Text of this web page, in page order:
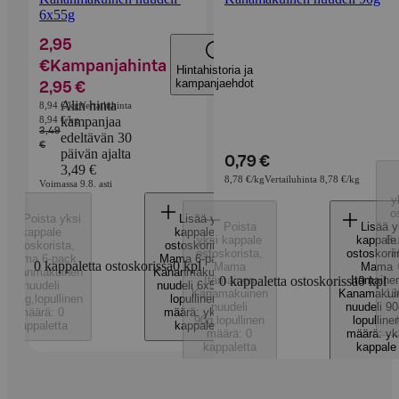
6x55g
2,95
€ Kampanjahinta
2,95 €
Hintahistoria ja
kampanjaehdot
3,49
€
Alin hinta
kampanjaa
edeltävän 30
päivän ajalta
3,49 €
8,94 €/kgVertailuhinta
8,94 €/kg
Voimassa 9.8. asti
Poista yksi
kappale
ostoskorista
Mama 6-pack
Kananmakuinen
nuudeli
6x55g lopullinen
määrä: 0
kappaletta
0 kappaletta ostoskorissa0 kpl
Lisää yksi
kappale
ostoskoriin ,
Mama 6-pack
Kananmakuinen
nuudeli 6x55g,
lopullinen
määrä: yksi
kappale
0,79 €
8,78 €/kgVertailuhinta 8,78 €/kg
Poista
yksi kappale
ostoskorista
Mama
Itämainen
Kanamakuinen
nuudeli
90g, lopullinen
määrä: 0
kappaletta
0 kappaletta ostoskorissa0 kpl
Lisää
kappale
Mama
nuudeli
määrä:
kappale